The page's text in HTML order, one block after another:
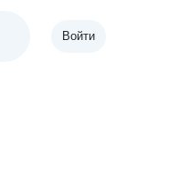
Войти